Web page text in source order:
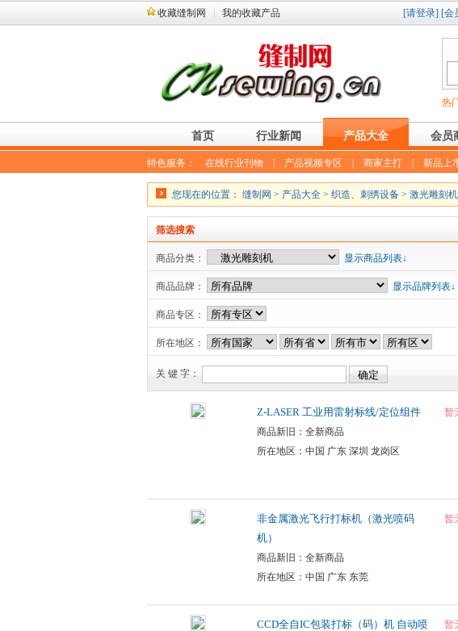
收藏缝制网 我的收藏产品 [请登录] [会
热
首页 行业新闻 产品大全 会员
特色服务： 在线行业刊物 产品视频专区 商家主打 新品上
您现在的位置： 缝制网 > 产品大全 > 织造、刺绣设备 > 激光雕刻机
筛选搜索
商品分类： 显示商品列表↓
商品品牌： 显示品牌列表↓
商品专区：
所在地区：
关 键 字：
Z-LASER 工业用雷射标线/定位组件
商品新旧：全新商品
所在地区：中国 广东 深圳 龙岗区
暂
非金属激光飞行打标机（激光喷码
机）
商品新旧：全新商品
所在地区：中国 广东 东莞
暂
CCD全自IC包装打标（码）机 自动喷
暂